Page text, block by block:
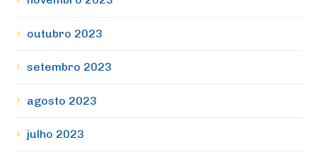
outubro 2023
setembro 2023
agosto 2023
julho 2023